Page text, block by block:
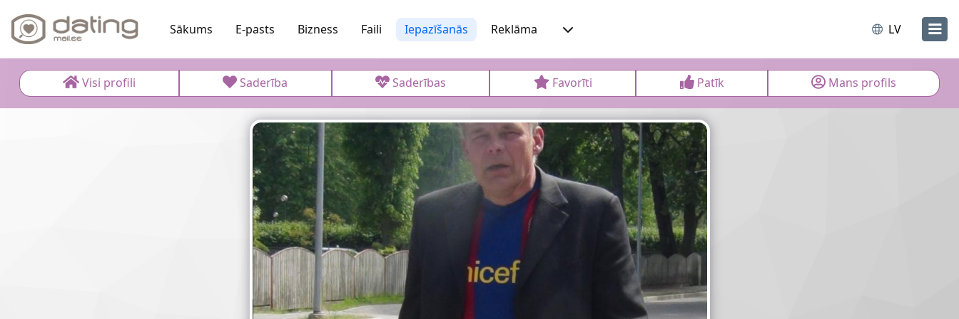
Sākums E-pasts Bizness Faili Iepazīšanās Reklāma LV
Visi profili Saderība Saderības Favorīti Patīk Mans profils